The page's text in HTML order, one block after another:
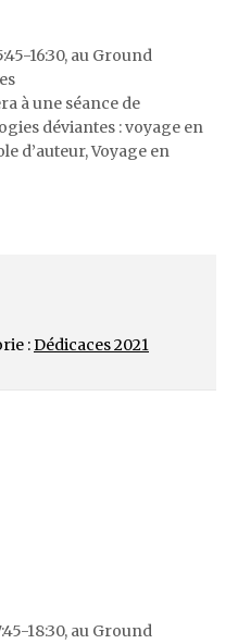
16:30, au Ground
à une séance de
déviantes : voyage en
d’auteur, Voyage en
:Dédicaces 2021
18:30, au Ground